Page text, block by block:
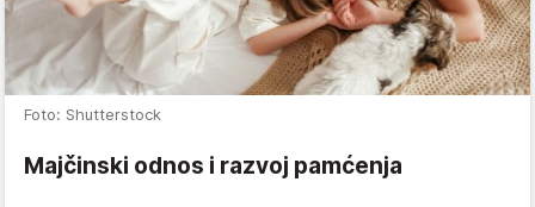
Foto: Shutterstock
Majčinski odnos i razvoj pamćenja